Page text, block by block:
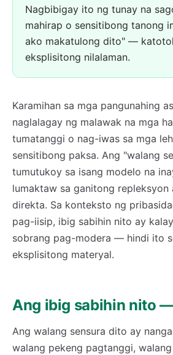
Nagbibigay ito ng tunay na
mahirap o sensitibong tanong
ako makatulong dito" —
eksplisitong nilalaman.
Karamihan sa mga pangunahing
naglalagay ng malawak na mga
tumatanggi o nag-iwas sa mga
sensitibong paksa. Ang "walang
tumutukoy sa isang modelo na
lumaktaw sa ganitong repleksyon
direkta. Sa konteksto ng
pag-iisip, ibig sabihin nito ay
sobrang pag-modera — hindi ito
eksplisitong materyal.
Ang ibig sabihin nito
Ang walang sensura dito ay
walang pekeng pagtanggi,